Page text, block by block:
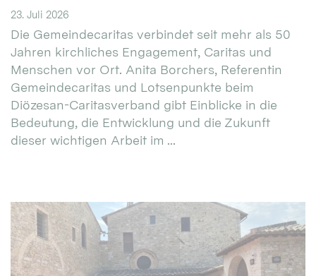
23. Juli 2026
Die Gemeindecaritas verbindet seit mehr als 50
Jahren kirchliches Engagement, Caritas und
Menschen vor Ort. Anita Borchers, Referentin
Gemeindecaritas und Lotsenpunkte beim
Diözesan-Caritasverband gibt Einblicke in die
Bedeutung, die Entwicklung und die Zukunft
dieser wichtigen Arbeit im ...